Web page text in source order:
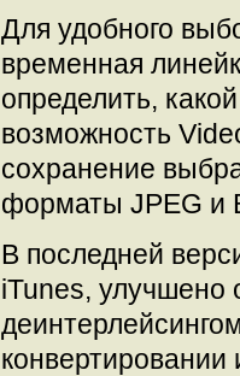
Для удобного
временная
определить,
возможность
сохранение
форматы JPEG и
В последней
iTunes, улучшено
конвертировании